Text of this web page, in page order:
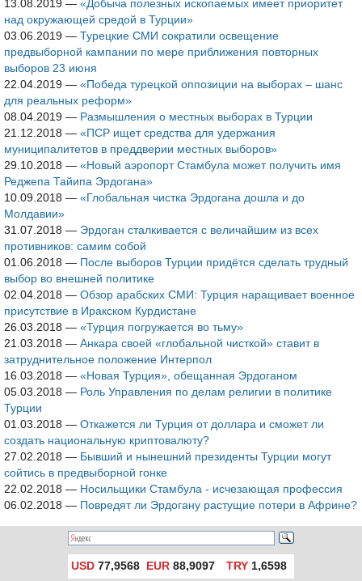
13.08.2019 — «Добыча полезных ископаемых имеет приоритет
над окружающей средой в Турции»
03.06.2019 — Турецкие СМИ сократили освещение
предвыборной кампании по мере приближения повторных
выборов 23 июня
22.04.2019 — «Победа турецкой оппозиции на выборах – шанс
для реальных реформ»
08.04.2019 — Размышления о местных выборах в Турции
21.12.2018 — «ПСР ищет средства для удержания
муниципалитетов в преддверии местных выборов»
29.10.2018 — «Новый аэропорт Стамбула может получить имя
Реджепа Тайипа Эрдогана»
10.09.2018 — «Глобальная чистка Эрдогана дошла и до
Молдавии»
31.07.2018 — Эрдоган сталкивается с величайшим из всех
противников: самим собой
01.06.2018 — После выборов Турции придётся сделать трудный
выбор во внешней политике
02.04.2018 — Обзор арабских СМИ: Турция наращивает военное
присутствие в Иракском Курдистане
26.03.2018 — «Турция погружается во тьму»
21.03.2018 — Анкара своей «глобальной чисткой» ставит в
затруднительное положение Интерпол
16.03.2018 — «Новая Турция», обещанная Эрдоганом
05.03.2018 — Роль Управления по делам религии в политике
Турции
01.03.2018 — Откажется ли Турция от доллара и сможет ли
создать национальную криптовалюту?
27.02.2018 — Бывший и нынешний президенты Турции могут
сойтись в предвыборной гонке
22.02.2018 — Носильщики Стамбула - исчезающая профессия
06.02.2018 — Повредят ли Эрдогану растущие потери в Африне?
USD 77,9568 EUR 88,9097 TRY1,6598